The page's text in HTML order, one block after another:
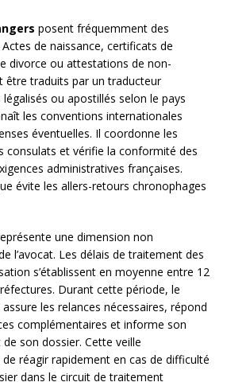
posent fréquemment des
de naissance, certificats de
divorce ou attestations de non-
être traduits par un traducteur
ou apostillés selon le pays
les conventions internationales
éventuelles. Il coordonne les
consulats et vérifie la conformité des
administratives françaises.
évite les allers-retours chronophages
une dimension non
l’avocat. Les délais de traitement des
s’établissent en moyenne entre 12
Durant cette période, le
les relances nécessaires, répond
complémentaires et informe son
de son dossier. Cette veille
réagir rapidement en cas de difficulté
dans le circuit de traitement